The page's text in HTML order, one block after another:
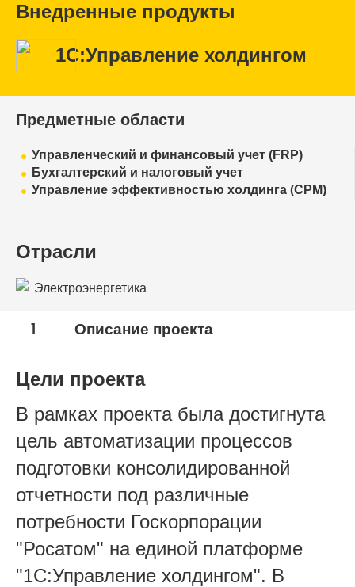
Внедренные продукты
1С:Управление холдингом
Предметные области
Управленческий и финансовый учет (FRP)
Бухгалтерский и налоговый учет
Управление эффективностью холдинга (CPM)
Отрасли
Электроэнергетика
1 Описание проекта
Цели проекта
В рамках проекта была достигнута
цель автоматизации процессов
подготовки консолидированной
отчетности под различные
потребности Госкорпорации
"Росатом" на единой платформе
"1С:Управление холдингом". В